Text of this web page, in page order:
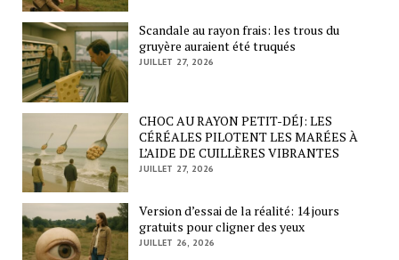
Scandale au rayon frais: les trous du
gruyère auraient été truqués
JUILLET 27, 2026
CHOC AU RAYON PETIT-DÉJ: LES
CÉRÉALES PILOTENT LES MARÉES À
L’AIDE DE CUILLÈRES VIBRANTES
JUILLET 27, 2026
Version d’essai de la réalité: 14 jours
gratuits pour cligner des yeux
JUILLET 26, 2026